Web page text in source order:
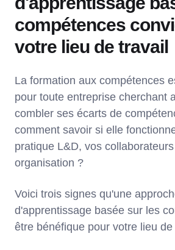
compétences
votre lieu de travail
La formation aux compétences
pour toute entreprise cherchant
combler ses écarts de
comment savoir si elle
pratique L&D, vos
organisation ?
Voici trois signes qu'une
d'apprentissage basée sur les
être bénéfique pour votre lieu de